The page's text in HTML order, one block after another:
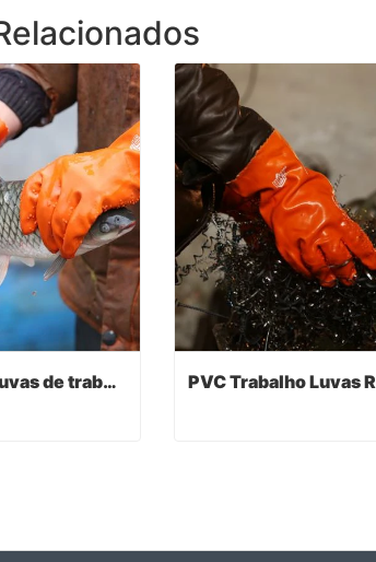
Fabricante de luvas de trabalho